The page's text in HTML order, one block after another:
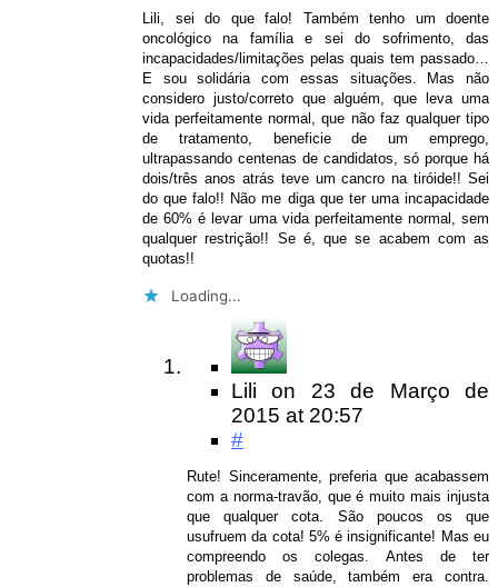
Lili, sei do que falo! Também tenho um doente
oncológico na família e sei do sofrimento, das
incapacidades/limitações pelas quais tem passado…
E sou solidária com essas situações. Mas não
considero justo/correto que alguém, que leva uma
vida perfeitamente normal, que não faz qualquer tipo
de tratamento, beneficie de um emprego,
ultrapassando centenas de candidatos, só porque há
dois/três anos atrás teve um cancro na tiróide!! Sei
do que falo!! Não me diga que ter uma incapacidade
de 60% é levar uma vida perfeitamente normal, sem
qualquer restrição!! Se é, que se acabem com as
quotas!!
Loading...
Lili on 23 de Março de
2015 at 20:57
#
Rute! Sinceramente, preferia que acabassem
com a norma-travão, que é muito mais injusta
que qualquer cota. São poucos os que
usufruem da cota! 5% é insignificante! Mas eu
compreendo os colegas. Antes de ter
problemas de saúde, também era contra.